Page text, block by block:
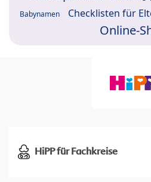
Babynamen Checklisten für
Online-
HiPP für Fachkreise